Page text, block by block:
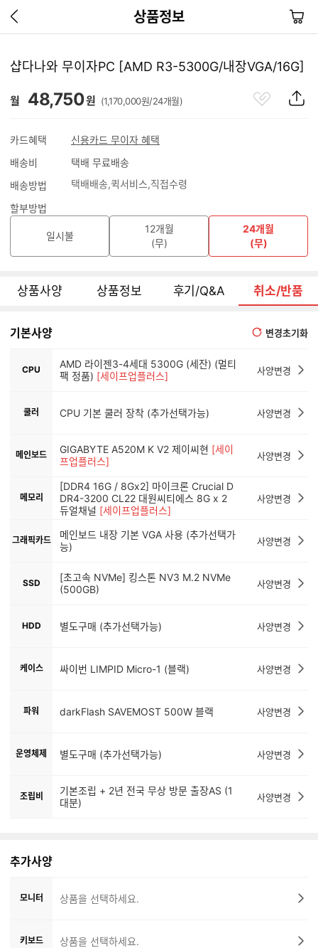
상품정보
이
지
기
장
바
샵다나와 무이자PC [AMD R3-5300G/내장VGA/16G]
월 48,750원 (1,170,000원/24개월)
카드혜택
신용카드 무이자 혜택
배송비
택배 무료배송
배송방법
택배배송 퀵서비스 직접수령
할부방법
일시불
12개월
(무)
24개월
(무)
상품사양 상품정보 후기/Q&A 취소/반품
기본사양 변경초기화
CPU
AMD 라이젠3-4세대 5300G (세잔) (멀티
팩 정품) [세이프업플러스] 사양변경
쿨러 CPU 기본 쿨러 장착 (추가선택가능) 사양변경
메인보드 GIGABYTE A520M K V2 제이씨현 [세이
프업플러스]
사양변경
메모리
[DDR4 16G / 8Gx2] 마이크론 Crucial D
DR4-3200 CL22 대원씨티에스 8G x 2
듀얼채널 [세이프업플러스]
사양변경
그래픽카드
메인보드 내장 기본 VGA 사용 (추가선택가
능)
사양변경
SSD
[초고속 NVMe] 킹스톤 NV3 M.2 NVMe
(500GB)
사양변경
HDD 별도구매 (추가선택가능) 사양변경
케이스 싸이번 LIMPID Micro-1 (블랙) 사양변경
파워 darkFlash SAVEMOST 500W 블랙 사양변경
운영체제 별도구매 (추가선택가능) 사양변경
조립비
기본조립 + 2년 전국 무상 방문 출장AS (1
대분)
사양변경
추가사양
모니터 상품을 선택하세요.
키보드 상품을 선택하세요.